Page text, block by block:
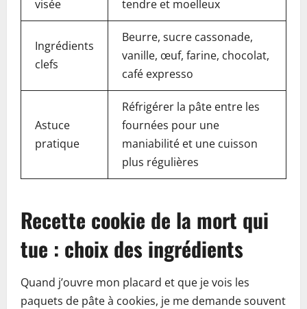
visée
tendre et moelleux
Ingrédients
clefs
Beurre, sucre cassonade,
vanille, œuf, farine, chocolat,
café expresso
Astuce
pratique
Réfrigérer la pâte entre les
fournées pour une
maniabilité et une cuisson
plus régulières
Recette cookie de la mort qui
tue : choix des ingrédients
Quand j’ouvre mon placard et que je vois les
paquets de pâte à cookies, je me demande souvent